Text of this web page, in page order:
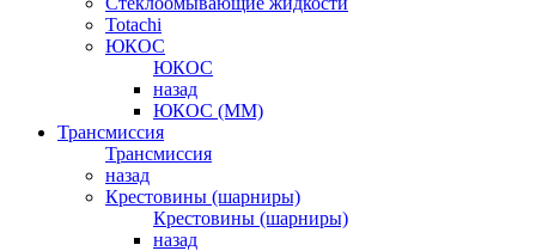
Totachi
ЮКОС
ЮКОС
назад
ЮКОС (ММ)
Трансмиссия
Трансмиссия
назад
Крестовины (шарниры)
Крестовины (шарниры)
назад